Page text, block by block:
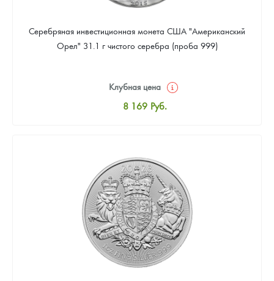
Серебряная инвестиционная монета США "Американский
Орел" 31.1 г чистого серебра (проба 999)
Клубная цена
8 169 Руб.
Цена выкупа
Звоните